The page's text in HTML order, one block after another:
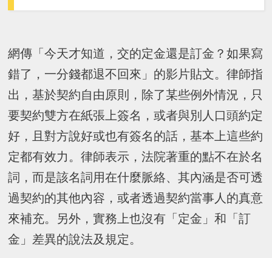
網傳「今天才知道，交的定金還是訂金？如果寫
錯了，一分錢都退不回來」的影片貼文。律師指
出，基於契約自由原則，除了某些例外情況，只
要契約雙方在紙張上簽名，或者與別人口頭約定
好，且對方說好或也有簽名的話，基本上這些約
定都有效力。律師表示，法院著重的點不在於名
詞，而是該名詞用在什麼脈絡、其內涵是否可透
過契約的其他內容，或者透過契約當事人的真意
來補充。另外，實務上也沒有「定金」和「訂
金」差異的說法及規定。